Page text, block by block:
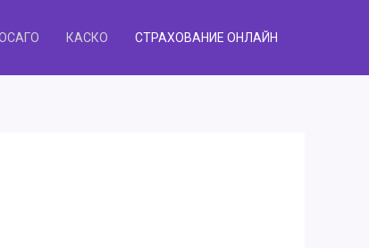
КАСКО СТРАХОВАНИЕ ОНЛАЙН